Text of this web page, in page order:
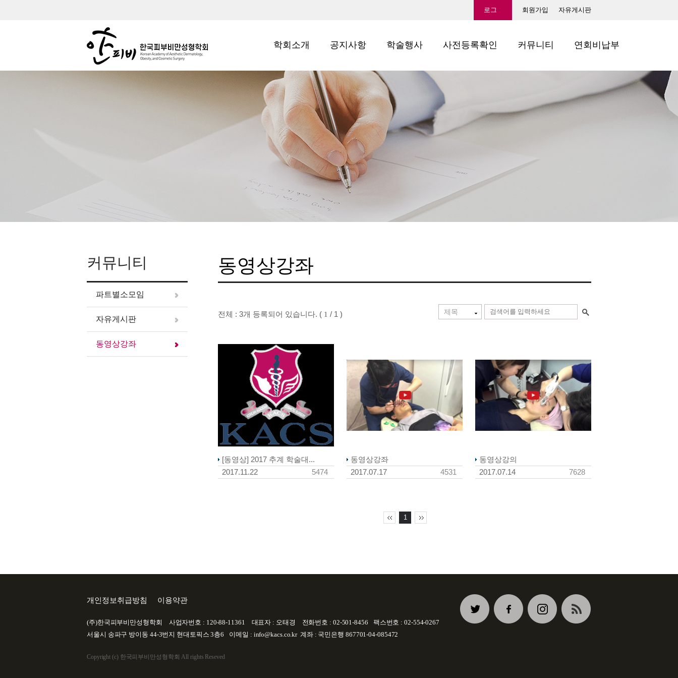
로그 회원가입 자유게시판
학회소개 공지사항 학술행사 사전등록확인 커뮤니티 연회비납부
커뮤니티
파트별소모임
자유게시판
동영상강좌
동영상강좌
전체 : 3개 등록되어 있습니다. ( 1 / 1 )
[동영상] 2017 추계 학술대...
2017.11.22
5474
동영상강좌
2017.07.17
4531
동영상강의
2017.07.14
7628
1
개인정보취급방침 이용약관
(주)한국피부비만성형학회 사업자번호 : 120-88-11361 대표자 : 오태경 전화번호 : 02-501-8456
팩스번호 : 02-554-0267
서울시 송파구 방이동 44-3번지 현대토픽스 3층6
이메일 : info@kacs.co.kr계좌 : 국민은행 867701-04-085472
Copyright (c) 한국피부비만성형학회 All rights Reseved